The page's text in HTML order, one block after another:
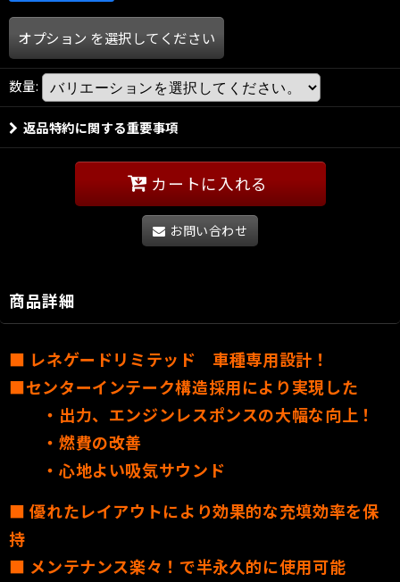
オプション を選択してください
数量:
返品特約に関する重要事項
カートに入れる
お問い合わせ
商品詳細
■ レネゲードリミテッド 車種専用設計！
■センターインテーク構造採用により実現した
・出力、エンジンレスポンスの大幅な向上！
・燃費の改善
・心地よい吸気サウンド
■ 優れたレイアウトにより効果的な充填効率を保
持
■ メンテナンス楽々！で半永久的に使用可能